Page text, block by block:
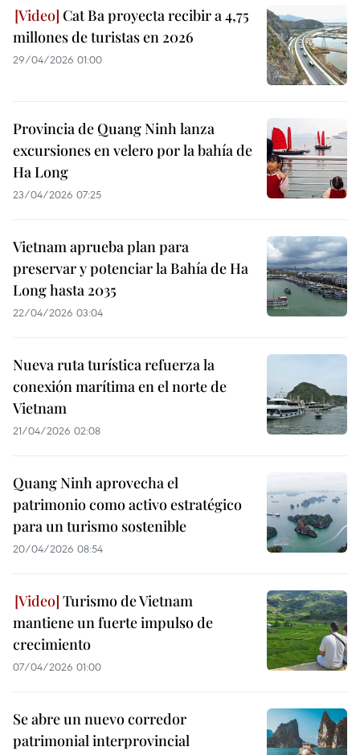
Cat Ba proyecta recibir a 4,75
millones de turistas en 2026
29/04/2026 01:00
Provincia de Quang Ninh lanza
excursiones en velero por la bahía de
Ha Long
23/04/2026 07:25
Vietnam aprueba plan para
preservar y potenciar la Bahía de Ha
Long hasta 2035
22/04/2026 03:04
Nueva ruta turística refuerza la
conexión marítima en el norte de
Vietnam
21/04/2026 02:08
Quang Ninh aprovecha el
patrimonio como activo estratégico
para un turismo sostenible
20/04/2026 08:54
Turismo de Vietnam
mantiene un fuerte impulso de
crecimiento
07/04/2026 01:00
Se abre un nuevo corredor
patrimonial interprovincial